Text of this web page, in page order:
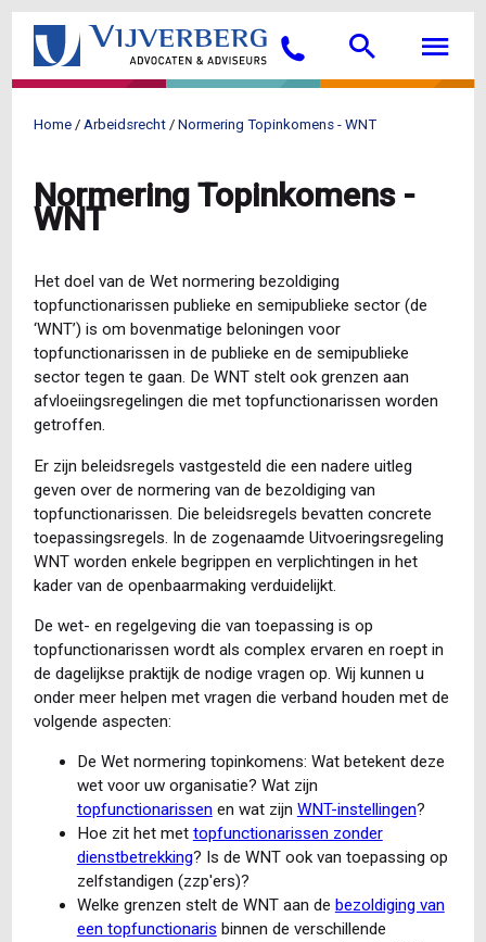
Overslaan
de
gaan
Bellen Search
Home Arbeidsrecht Normering Topinkomens - WNT
Normering Topinkomens -
WNT
Het doel van de Wet normering bezoldiging
topfunctionarissen publieke en semipublieke sector (de
‘WNT’) is om bovenmatige beloningen voor
topfunctionarissen in de publieke en de semipublieke
sector tegen te gaan. De WNT stelt ook grenzen aan
afvloeiingsregelingen die met topfunctionarissen worden
getroffen.
Er zijn beleidsregels vastgesteld die een nadere uitleg
geven over de normering van de bezoldiging van
topfunctionarissen. Die beleidsregels bevatten concrete
toepassingsregels. In de zogenaamde Uitvoeringsregeling
WNT worden enkele begrippen en verplichtingen in het
kader van de openbaarmaking verduidelijkt.
De wet- en regelgeving die van toepassing is op
topfunctionarissen wordt als complex ervaren en roept in
de dagelijkse praktijk de nodige vragen op. Wij kunnen u
onder meer helpen met vragen die verband houden met de
volgende aspecten:
De Wet normering topinkomens: Wat betekent deze
wet voor uw organisatie? Wat zijn
topfunctionarissenen wat zijn WNT-instellingen?
Hoe zit het met topfunctionarissen zonder
dienstbetrekking? Is de WNT ook van toepassing op
zelfstandigen (zzp'ers)?
Welke grenzen stelt de WNT aan de bezoldiging van
een topfunctionaris binnen de verschillende